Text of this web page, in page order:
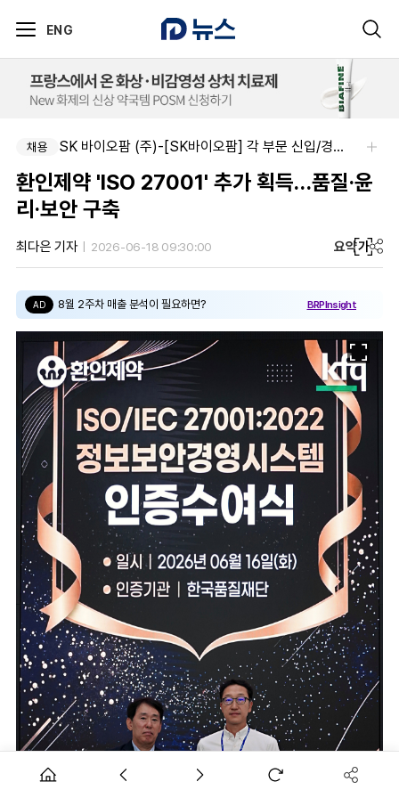
ENG
채용 SK 바이오팜 (주)-[SK바이오팜] 각 부문 신입/경력 구성원 영입
환인제약 'ISO 27001' 추가 획득…품질·윤
리·보안 구축
최다은 기자 2026-06-18 09:30:00 요약가
AD 8월 2주차 매출 분석이 필요하면? BRPInsight